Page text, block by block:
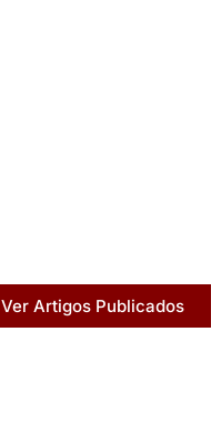
Ver Artigos Publicados